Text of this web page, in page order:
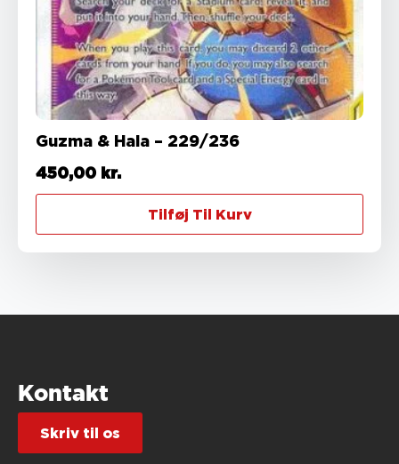
Guzma & Hala – 229/236
450,00 kr.
Tilføj Til Kurv
Kontakt
Skriv til os